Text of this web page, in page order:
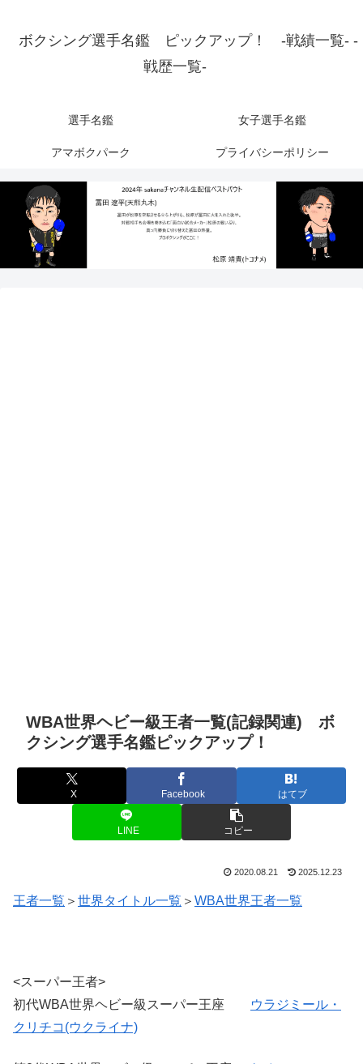
ボクシング選手名鑑 ピックアップ！ -戦績一覧- -
戦歴一覧-
選手名鑑 女子選手名鑑
アマボクパーク プライバシーポリシー
WBA世界ヘビー級王者一覧(記録関連) ボ
クシング選手名鑑ピックアップ！
X Facebook はてブ
LINE コピー
2020.08.21 2025.12.23
王者一覧 ＞ 世界タイトル一覧 ＞ WBA世界王者一覧
<スーパー王者>
初代WBA世界ヘビー級スーパー王座
ウラジミール・
クリチコ(ウクライナ)